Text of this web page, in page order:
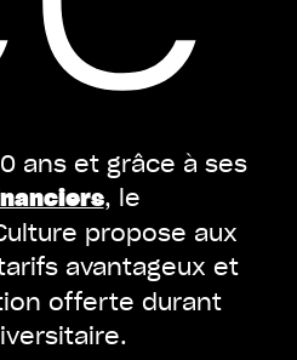
ans et grâce à ses
, le
propose aux
avantageux et
offerte durant